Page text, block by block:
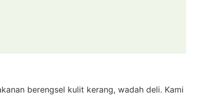
berengsel kulit kerang, wadah deli. Kami